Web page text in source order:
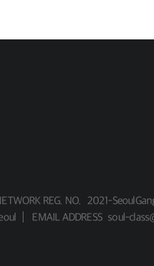
REG. NO.
2021-
EMAIL ADDRESS soul-